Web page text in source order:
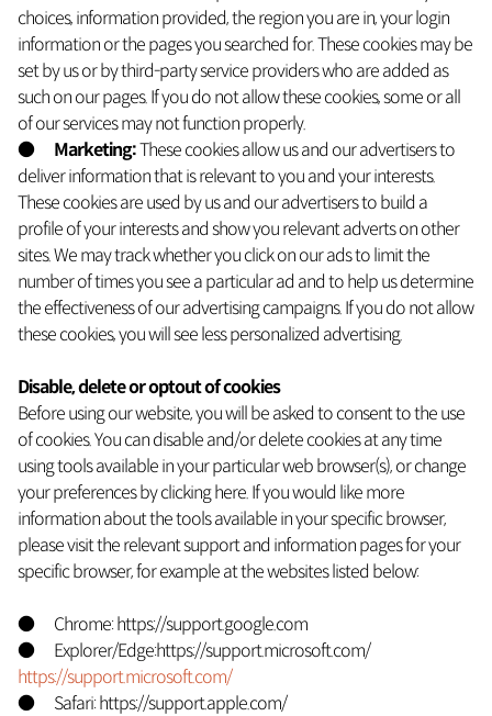
choices, information provided, the region you are in, your login
information or the pages you searched for. These cookies may be
set by us or by third-party service providers who are added as
such on our pages. If you do not allow these cookies, some or all
of our services may not function properly.
● Marketing:These cookies allow us and our advertisers to
deliver information that is relevant to you and your interests.
These cookies are used by us and our advertisers to build a
profile of your interests and show you relevant adverts on other
sites. We may track whether you click on our ads to limit the
number of times you see a particular ad and to help us determine
the effectiveness of our advertising campaigns. If you do not allow
these cookies, you will see less personalized advertising.
Disable, delete or optout of cookies
Before using our website, you will be asked to consent to the use
of cookies. You can disable and/or delete cookies at any time
using tools available in your particular web browser(s), or change
your preferences by clicking here. If you would like more
information about the tools available in your specific browser,
please visit the relevant support and information pages for your
specific browser, for example at the websites listed below:
● Chrome: https://support.google.com
● Explorer/Edge:https://support.microsoft.com/
https://support.microsoft.com/
● Safari: https://support.apple.com/